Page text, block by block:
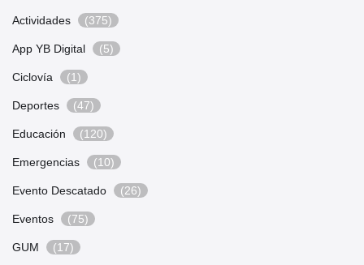
Actividades (375)
App YB Digital (5)
Ciclovía (1)
Deportes (47)
Educación (120)
Emergencias (10)
Evento Descatado (26)
Eventos (75)
GUM (17)